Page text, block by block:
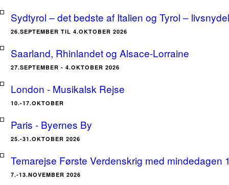
Sydtyrol – det bedste af Italien og Tyrol –
26.SEPTEMBER TIL 4.OKTOBER 2026
Saarland, Rhinlandet og Alsace-Lorraine
27.SEPTEMBER - 4.OKTOBER 2026
London - Musikalsk Rejse
10.-17.OKTOBER
Paris - Byernes By
25.-31.OKTOBER 2026
Temarejse Første Verdenskrig med mindedagen
7.-13.NOVEMBER 2026